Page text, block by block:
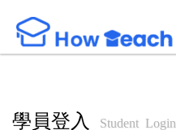
學員登入 Student Login